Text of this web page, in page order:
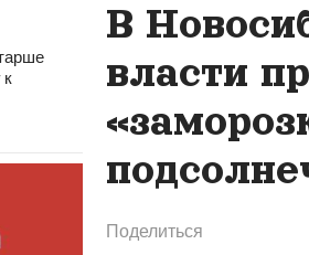
В
власти
Поделиться